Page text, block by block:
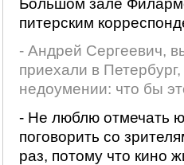
питерским
- Андрей Сергеевич,
приехали в
недоумении: что бы
- Не люблю отмечать
поговорить со
раз, потому что кино